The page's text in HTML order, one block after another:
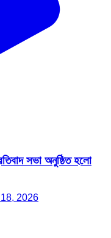
সভা অনুষ্ঠিত হলো
2026